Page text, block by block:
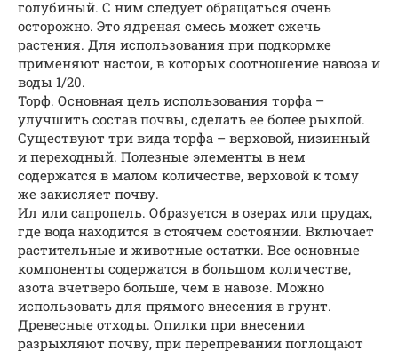
голубиный. С ним следует обращаться очень
осторожно. Это ядреная смесь может сжечь
растения. Для использования при подкормке
применяют настои, в которых соотношение навоза и
воды 1/20.
Торф. Основная цель использования торфа –
улучшить состав почвы, сделать ее более рыхлой.
Существуют три вида торфа – верховой, низинный
и переходный. Полезные элементы в нем
содержатся в малом количестве, верховой к тому
же закисляет почву.
Ил или сапропель. Образуется в озерах или прудах,
где вода находится в стоячем состоянии. Включает
растительные и животные остатки. Все основные
компоненты содержатся в большом количестве,
азота вчетверо больше, чем в навозе. Можно
использовать для прямого внесения в грунт.
Древесные отходы. Опилки при внесении
разрыхляют почву, при перепревании поглощают